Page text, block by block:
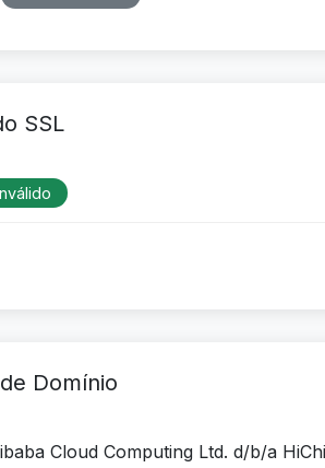
SSL
Domínio
Cloud Computing Ltd. d/b/a